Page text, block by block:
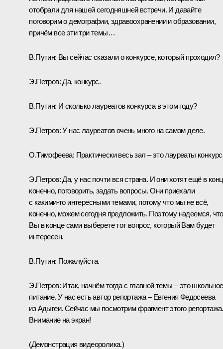
отобрали для нашей сегодняшней встречи. И давайте
поговорим о демографии, здравоохранении и образовании,
причём все эти три темы…
В.Путин: Вы сейчас сказали о конкурсе, который проходил?
Э.Петров:Да, конкурс.
В.Путин: И сколько лауреатов конкурса в этом году?
Э.Петров:У нас лауреатов очень много на самом деле.
О.Тимофеева: Практически весь зал – это лауреаты
Э.Петров:Да, у нас почти вся страна. И они хотят ещё в
конечно, поговорить, задать вопросы. Они приехали
с какими‑то интересными темами, потому что мы не всё,
конечно, можем сегодня предложить. Поэтому надеемся, что
Вы в конце сами выберете тот вопрос, который Вам будет
интересен.
В.Путин: Пожалуйста.
Э.Петров: Итак, начнём тогда с главной темы – это школьное
питание. У нас есть автор репортажа – Евгения Федосеева
из Адыгеи. Сейчас мы посмотрим фрагмент этого репортажа.
Внимание на экран!
(Демонстрация видеоролика.)